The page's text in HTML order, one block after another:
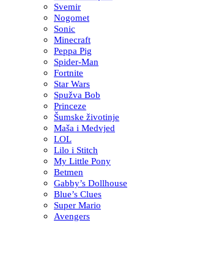
Svemir
Nogomet
Sonic
Minecraft
Peppa Pig
Spider-Man
Fortnite
Star Wars
Spužva Bob
Princeze
Šumske životinje
Maša i Medvjed
LOL
Lilo i Stitch
My Little Pony
Betmen
Gabby’s Dollhouse
Blue’s Clues
Super Mario
Avengers